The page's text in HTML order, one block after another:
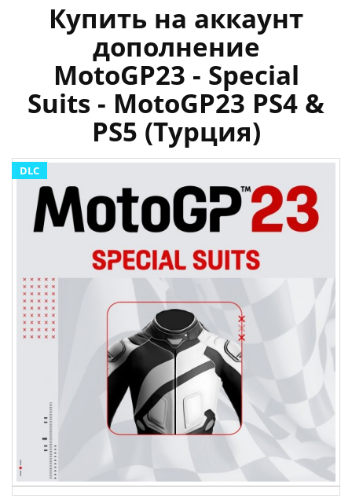
Купить на аккаунт
дополнение
MotoGP23 - Special
Suits - MotoGP23 PS4 &
PS5 (Турция)
DLC